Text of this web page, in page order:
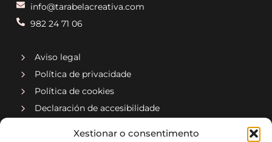
Xestionar o consentimento
info@tarabelacreativa.com
982 24 71 06
Aviso legal
Política de privacidade
Política de cookies
Declaración de accesibilidade
Compañía asociada a